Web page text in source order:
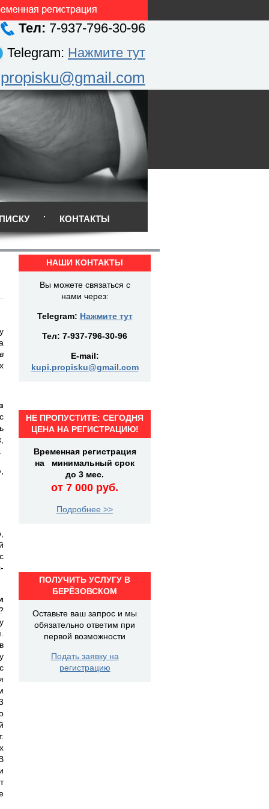
Тел: 7-937-796-30-96
Telegram: Нажмите тут
КОНТАКТЫ
НАШИ КОНТАКТЫ
Вы можете связаться с
нами через:
Telegram: Нажмите тут
Тел: 7-937-796-30-96
E-mail:
kupi.propisku@gmail.com
НЕ ПРОПУСТИТЕ: СЕГОДНЯ
ЦЕНА НА РЕГИСТРАЦИЮ!
Временная регистрация
на минимальный срок
до 3 мес.
от 7 000 руб.
Подробнее >>
ПОЛУЧИТЬ УСЛУГУ В
БЕРЁЗОВСКОМ
Оставьте ваш запрос и мы
обязательно ответим при
первой возможности
Подать заявку на
регистрацию